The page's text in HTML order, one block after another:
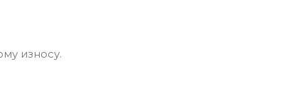
износу.